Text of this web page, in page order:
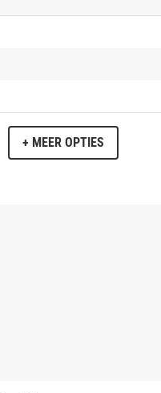
+ MEER OPTIES